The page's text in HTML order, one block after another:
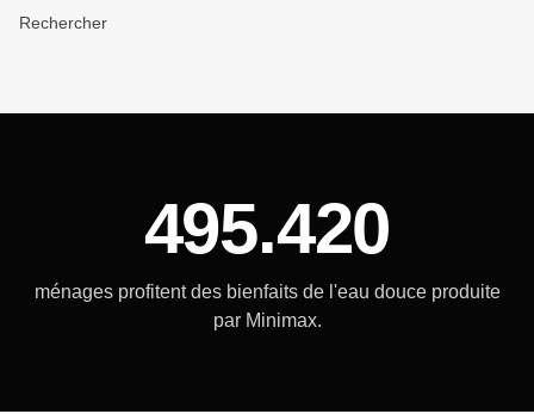
Rechercher
495.420
ménages profitent des bienfaits de l'eau douce produite
par Minimax.